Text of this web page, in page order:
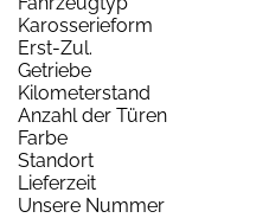
Karosserieform
Erst-Zul.
Getriebe
Kilometerstand
Anzahl der Türen
Farbe
Standort
Lieferzeit
Unsere Nummer